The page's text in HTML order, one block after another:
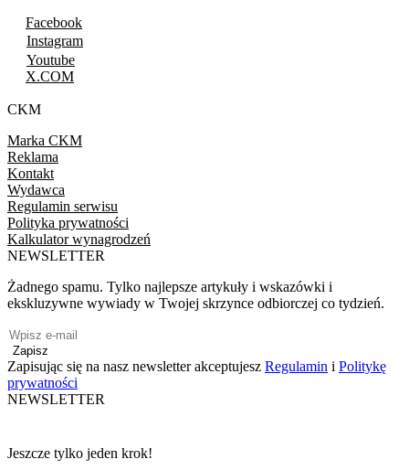
Facebook
Instagram
Youtube
X.COM
CKM
Marka CKM
Reklama
Kontakt
Wydawca
Regulamin serwisu
Polityka prywatności
Kalkulator wynagrodzeń
NEWSLETTER
Żadnego spamu. Tylko najlepsze artykuły i wskazówki i
ekskluzywne wywiady w Twojej skrzynce odbiorczej co tydzień.
Zapisz
Zapisując się na nasz newsletter akceptujesz Regulamin i Politykę
prywatności
NEWSLETTER
Jeszcze tylko jeden krok!